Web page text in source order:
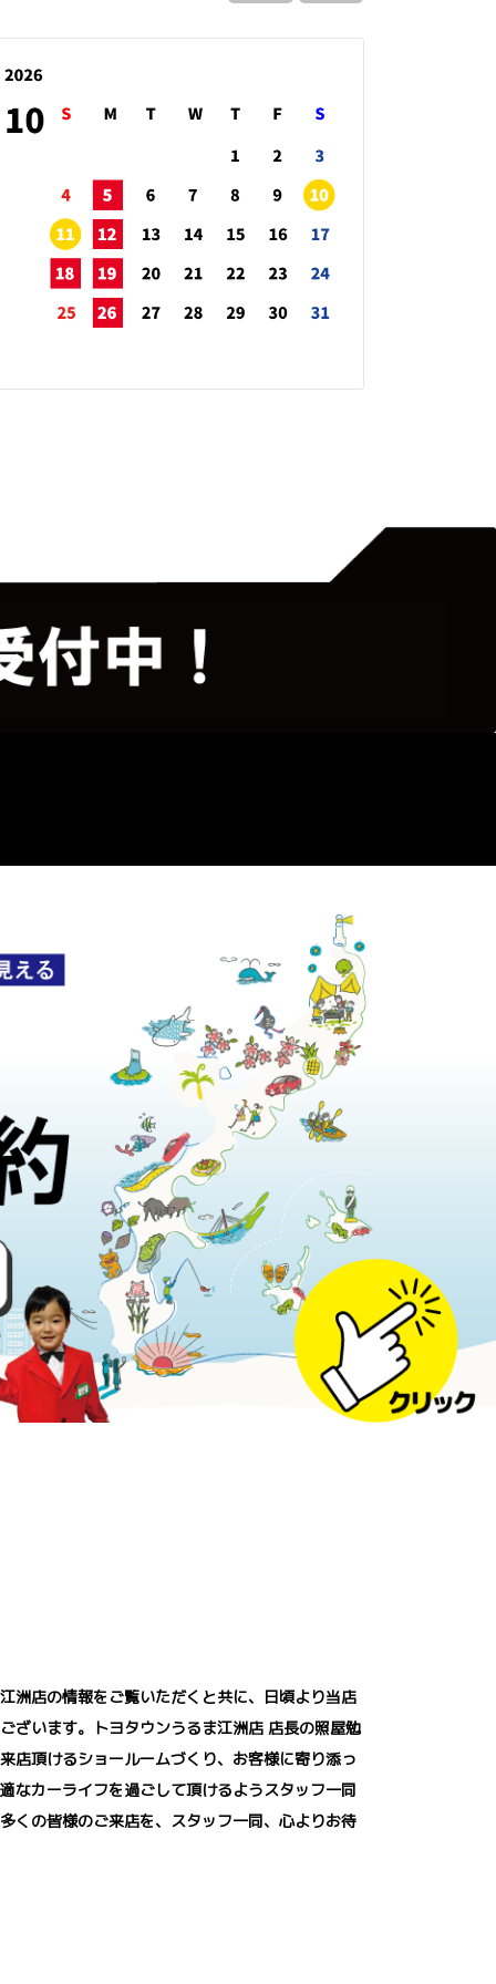
洲店の情報をご覧いただくと共に、日頃より当店
ざいます。トヨタウンうるま江洲店 店長の照屋勉
店頂けるショールームづくり、お客様に寄り添っ
なカーライフを過ごして頂けるようスタッフ一同
くの皆様のご来店を、スタッフ一同、心よりお待